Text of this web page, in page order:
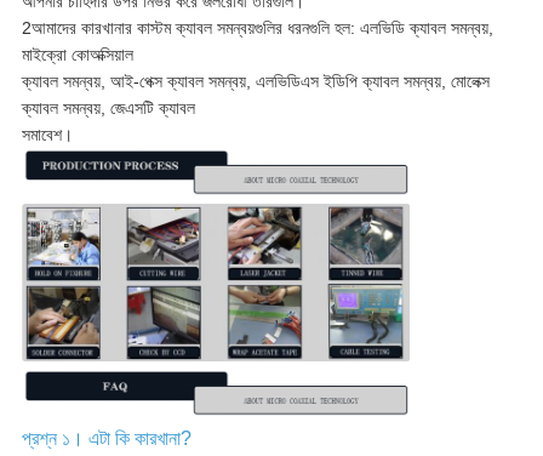
2আমাদের কারখানার কাস্টম ক্যাবল সমন্বয়গুলির ধরনগুলি হল: এলভিডি ক্যাবল সমন্বয়,
মাইক্রো কোঅক্সিয়াল
ক্যাবল সমন্বয়, আই-পেক্স ক্যাবল সমন্বয়, এলভিডিএস ইডিপি ক্যাবল সমন্বয়, মোলেক্স
ক্যাবল সমন্বয়, জেএসটি ক্যাবল
সমাবেশ।
প্রশ্ন ১। এটা কি কারখানা?